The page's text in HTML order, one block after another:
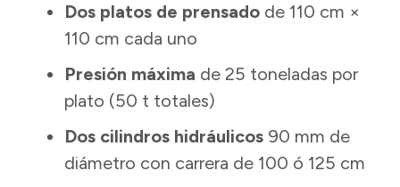
Dos platos de prensado de 110 cm ×
110 cm cada uno
Presión máxima de 25 toneladas por
plato (50 t totales)
Dos cilindros hidráulicos 90 mm de
diámetro con carrera de 100 ó 125 cm